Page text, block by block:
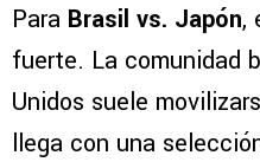
Para Brasil vs. Japón,
fuerte. La comunidad
Unidos suele
llega con una